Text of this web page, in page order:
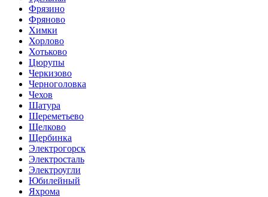
Фрязино
Фряново
Химки
Хорлово
Хотьково
Цюрупы
Черкизово
Черноголовка
Чехов
Шатура
Шереметьево
Щелково
Щербинка
Электрогорск
Электросталь
Электроугли
Юбилейный
Яхрома